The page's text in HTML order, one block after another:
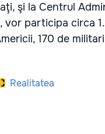
şi la Centrul
vor participa circa
170 de
Realitatea